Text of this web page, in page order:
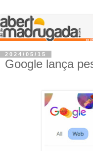
2024/05/15
Google lança